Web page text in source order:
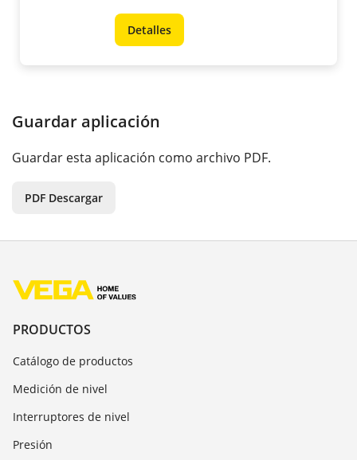
Detalles
Guardar aplicación
Guardar esta aplicación como archivo PDF.
PDF Descargar
PRODUCTOS
Catálogo de productos
Medición de nivel
Interruptores de nivel
Presión